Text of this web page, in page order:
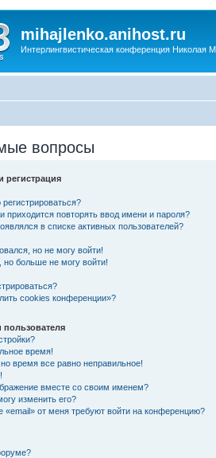
mihajlenko.anihost.ru
Интерлингвистическая конференция Николая
вопросы
приходится повторять ввод имени и пароля?
в списке активных пользователей?
но не могу войти!
но больше не могу войти!
cookies конференции»?
время!
время все равно неправильное!
вместе со своим именем?
изменить его?
«email» от меня требуют войти на конференцию?